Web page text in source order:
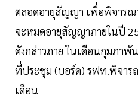
ตลอดอายุสัญญา เพื่อพิจารณ
จะหมดอายุสัญญาภายในปี
ดังกล่าวภาย ในเดือนกุมภา
ที่ประชุม (บอร์ด) รฟท.พิจาร
เดือน